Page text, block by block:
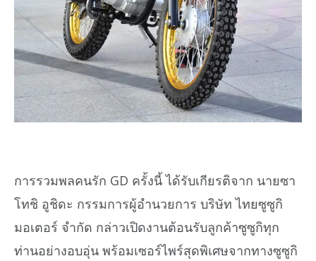
การรวมพลคนรัก GD ครั้งนี้ ได้รับเกียรติจาก นายซา
โทชิ อูชิดะ กรรมการผู้อำนวยการ บริษัท ไทยซูซูกิ
มอเตอร์ จำกัด กล่าวเปิดงานต้อนรับลูกค้าซูซูกิทุก
ท่านอย่างอบอุ่น พร้อมเซอร์ไพร์สุดพิเศษจากทางซูซูกิ